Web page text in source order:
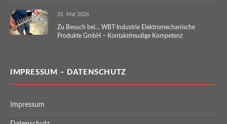
31. Mai 2026
Zu Besuch bei… WBT-Industrie Elektromechanische
Produkte GmbH – Kontaktfreudige Kompetenz
IMPRESSUM – DATENSCHUTZ
Impressum